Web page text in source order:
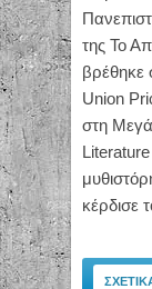
της Το
βρέθηκε
Union
στη
κέρδισε